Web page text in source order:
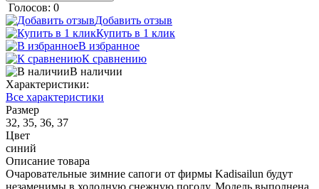
Голосов: 0
Добавить отзыв
Купить в 1 клик
В избранное
К сравнению
В наличии
Характеристики:
Все характеристики
Размер
32, 35, 36, 37
Цвет
синий
Описание товара
Очаровательные зимние сапоги от фирмы Kadisailun будут
незаменимы в холодную снежную погоду. Модель выполнена